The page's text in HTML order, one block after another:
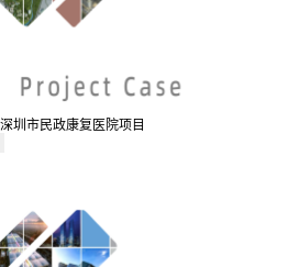
深圳市民政康复医院项目